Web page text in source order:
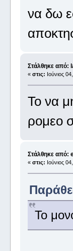
να δω
Στάλθηκε από:
« στις: Ιούνιος
Το να
ρομεο
Στάλθηκε από:
« στις: Ιούνιος
Το